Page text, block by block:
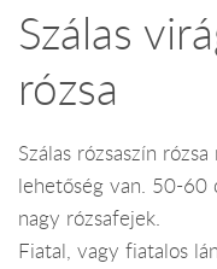
Szálas
rózsa
Szálas rózsaszín
lehetőség van. 50-60
nagy rózsafejek.
Fiatal, vagy fiatalos